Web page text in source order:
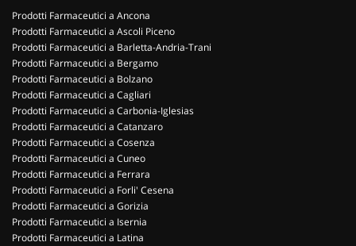
Prodotti Farmaceutici a Ancona
Prodotti Farmaceutici a Ascoli Piceno
Prodotti Farmaceutici a Barletta-Andria-Trani
Prodotti Farmaceutici a Bergamo
Prodotti Farmaceutici a Bolzano
Prodotti Farmaceutici a Cagliari
Prodotti Farmaceutici a Carbonia-Iglesias
Prodotti Farmaceutici a Catanzaro
Prodotti Farmaceutici a Cosenza
Prodotti Farmaceutici a Cuneo
Prodotti Farmaceutici a Ferrara
Prodotti Farmaceutici a Forli' Cesena
Prodotti Farmaceutici a Gorizia
Prodotti Farmaceutici a Isernia
Prodotti Farmaceutici a Latina